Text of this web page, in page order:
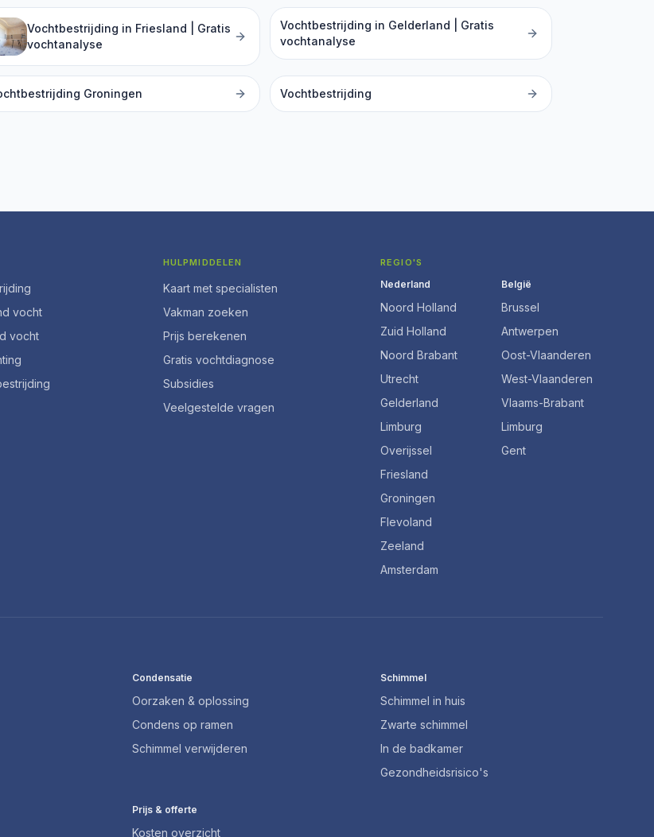
Vochtbestrijding in Friesland | Gratis
vochtanalyse
Vochtbestrijding in Gelderland | Gratis
vochtanalyse
Groningen Vochtbestrijding
vocht
vocht
HULPMIDDELEN
Kaart met specialisten
Vakman zoeken
Prijs berekenen
Gratis vochtdiagnose
Subsidies
Veelgestelde vragen
REGIO'S
Nederland
Noord Holland
Zuid Holland
Noord Brabant
Utrecht
Gelderland
Limburg
Overijssel
Friesland
Groningen
Flevoland
Zeeland
Amsterdam
België
Brussel
Antwerpen
Oost-Vlaanderen
West-Vlaanderen
Vlaams-Brabant
Limburg
Gent
Condensatie
Oorzaken & oplossing
Condens op ramen
Schimmel verwijderen
Schimmel
Schimmel in huis
Zwarte schimmel
In de badkamer
Gezondheidsrisico's
Prijs & offerte
Kosten overzicht